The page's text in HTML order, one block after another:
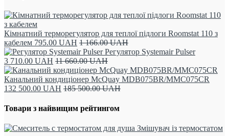
Кімнатний терморегулятор для теплої підлоги Roomstat 110 з
кабелем 795.00 UAH 1 166.00UAH
Регулятор Systemair Pulser
3 710.00 UAH 11 660.00UAH
Канальний кондиціонер McQuay MDB075BR/MMC075CR
132 500.00 UAH 185 500.00UAH
Товари з найвищим рейтингом
Змішувач із термостатом